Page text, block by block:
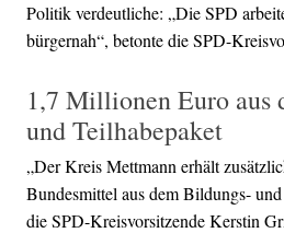
Politik verdeutliche: „Die SPD
bürgernah“, betonte die SPD-
1,7 Millionen Euro aus
und Teilhabepaket
„Der Kreis Mettmann erhält
Bundesmittel aus dem Bildungs-
die SPD-Kreisvorsitzende Kerstin